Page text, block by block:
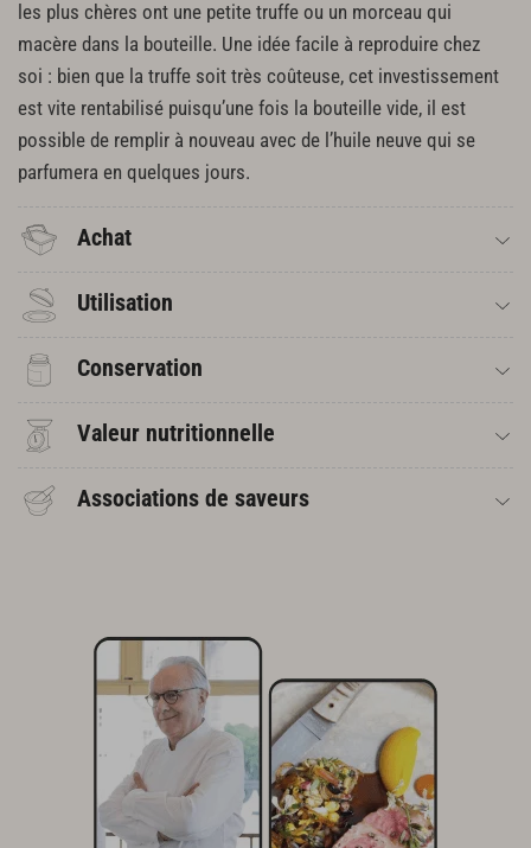
les plus chères ont une petite truffe ou un morceau qui
macère dans la bouteille. Une idée facile à reproduire chez
soi : bien que la truffe soit très coûteuse, cet investissement
est vite rentabilisé puisqu’une fois la bouteille vide, il est
possible de remplir à nouveau avec de l’huile neuve qui se
parfumera en quelques jours.
Achat
Utilisation
Conservation
Valeur nutritionnelle
Associations de saveurs